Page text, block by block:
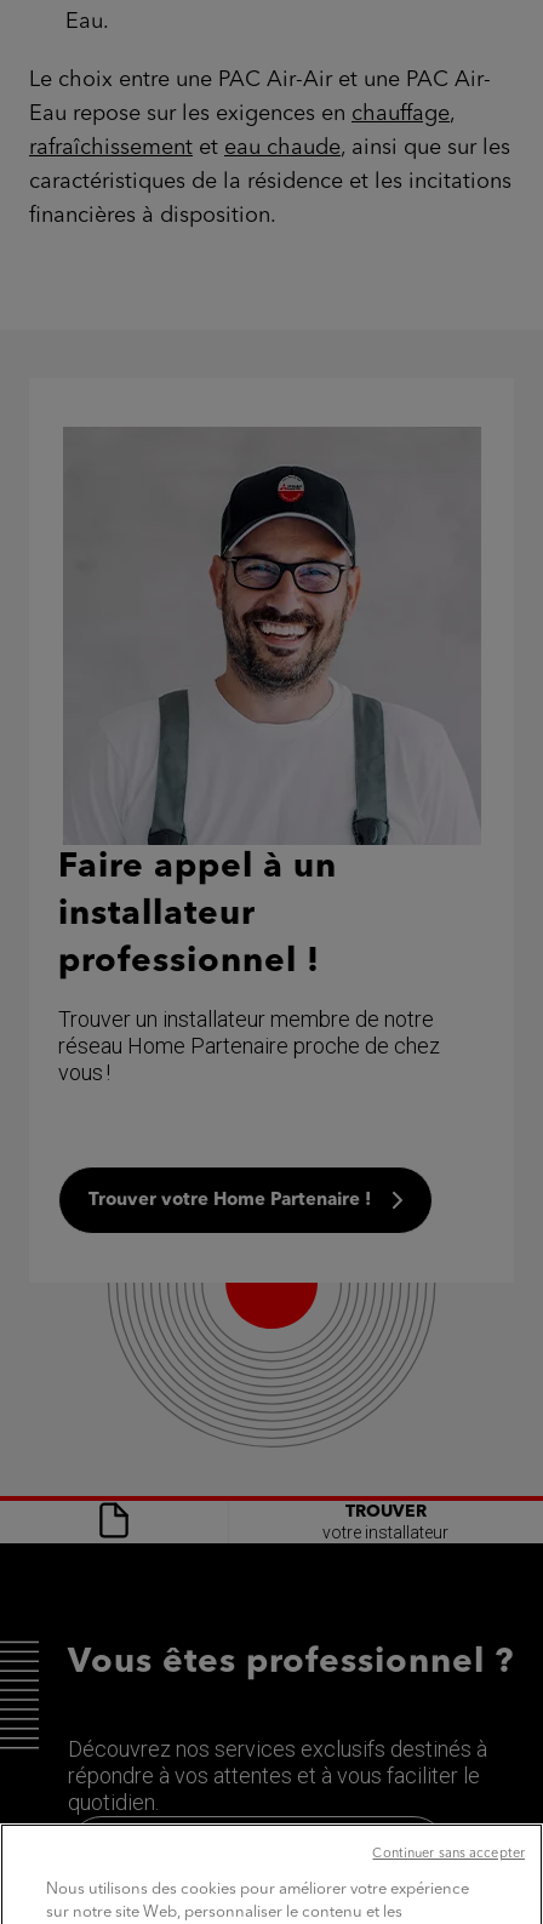
Eau.
Le choix entre une PAC Air-Air et une PAC Air-
Eau repose sur les exigences en chauffage,
rafraîchissement et eau chaude, ainsi que sur les
caractéristiques de la résidence et les incitations
financières à disposition.
Faire appel à un
installateur
professionnel !
Trouver un installateur membre de notre
réseau Home Partenaire proche de chez
vous !
Trouver votre Home Partenaire !
TROUVER
votre installateur
Vous êtes professionnel ?
Découvrez nos services exclusifs destinés à
répondre à vos attentes et à vous faciliter le
quotidien.
Découvrez le site dédié aux Pros
Nous utilisons des cookies pour améliorer votre expérience
sur notre site Web, personnaliser le contenu et les
Continuer sans accepter